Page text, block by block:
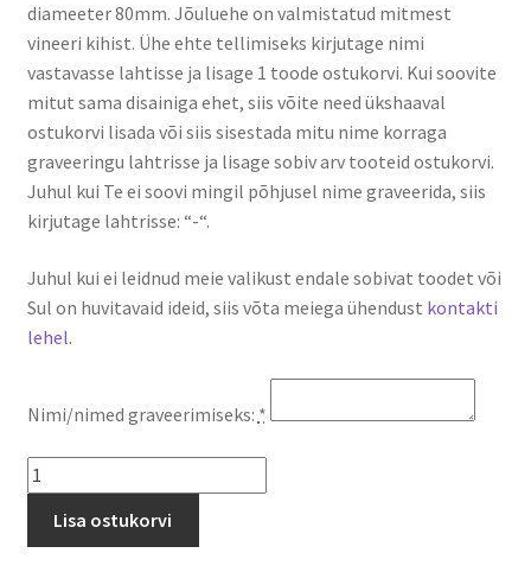
diameeter 80mm. Jõuluehe on valmistatud mitmest
vineeri kihist. Ühe ehte tellimiseks kirjutage nimi
vastavasse lahtisse ja lisage 1 toode ostukorvi. Kui soovite
mitut sama disainiga ehet, siis võite need ükshaaval
ostukorvi lisada või siis sisestada mitu nime korraga
graveeringu lahtrisse ja lisage sobiv arv tooteid ostukorvi.
Juhul kui Te ei soovi mingil põhjusel nime graveerida, siis
kirjutage lahtrisse: “-“.
Juhul kui ei leidnud meie valikust endale sobivat toodet või
Sul on huvitavaid ideid, siis võta meiega ühendust kontakti
lehel.
Nimi/nimed graveerimiseks: *
Ruumiline
jõuluehe
OksadLisa ostukorvi